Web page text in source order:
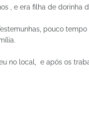
, e era filha de dorinha
pouco
no local, e após os